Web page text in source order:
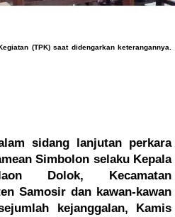
(TPK) saat didengarkan keterangannya.
sidang lanjutan perkara
Simbolon selaku Kepala
Dolok, Kecamatan
Samosir dan kawan-kawan
kejanggalan, Kamis